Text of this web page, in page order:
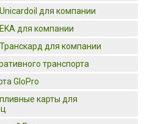
для компании
для компании
для компании
транспорта
GloPro
карты для